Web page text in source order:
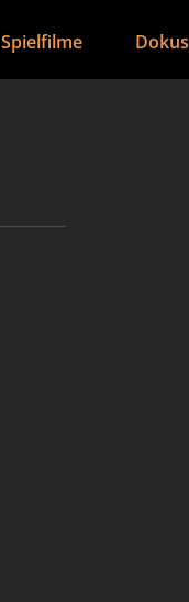
Spielfilme Dokus